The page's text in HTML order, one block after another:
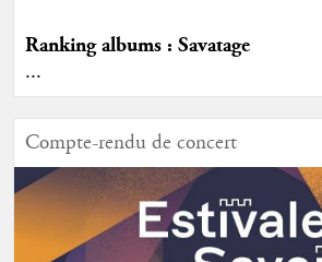
Ranking albums : Savatage
...
Compte-rendu de concert